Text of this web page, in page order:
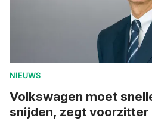
NIEUWS
Volkswagen moet
snijden, zegt voorzitter